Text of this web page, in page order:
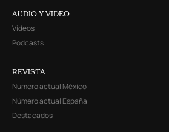
AUDIO Y VIDEO
Videos
Podcasts
REVISTA
Número actual México
Número actual España
Destacados